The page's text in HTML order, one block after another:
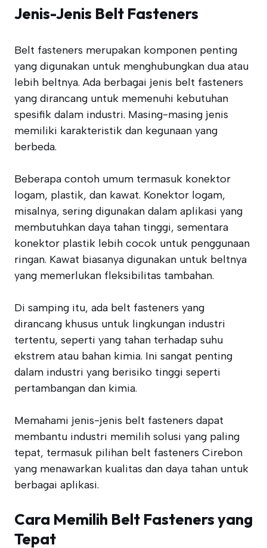
Jenis-Jenis Belt Fasteners
Belt fasteners merupakan komponen penting
yang digunakan untuk menghubungkan dua atau
lebih beltnya. Ada berbagai jenis belt fasteners
yang dirancang untuk memenuhi kebutuhan
spesifik dalam industri. Masing-masing jenis
memiliki karakteristik dan kegunaan yang
berbeda.
Beberapa contoh umum termasuk konektor
logam, plastik, dan kawat. Konektor logam,
misalnya, sering digunakan dalam aplikasi yang
membutuhkan daya tahan tinggi, sementara
konektor plastik lebih cocok untuk penggunaan
ringan. Kawat biasanya digunakan untuk beltnya
yang memerlukan fleksibilitas tambahan.
Di samping itu, ada belt fasteners yang
dirancang khusus untuk lingkungan industri
tertentu, seperti yang tahan terhadap suhu
ekstrem atau bahan kimia. Ini sangat penting
dalam industri yang berisiko tinggi seperti
pertambangan dan kimia.
Memahami jenis-jenis belt fasteners dapat
membantu industri memilih solusi yang paling
tepat, termasuk pilihan belt fasteners Cirebon
yang menawarkan kualitas dan daya tahan untuk
berbagai aplikasi.
Cara Memilih Belt Fasteners yang
Tepat